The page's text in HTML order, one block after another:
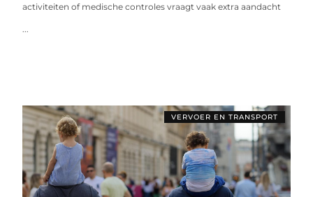
activiteiten of medische controles vraagt vaak extra aandacht
...
VERVOER EN TRANSPORT